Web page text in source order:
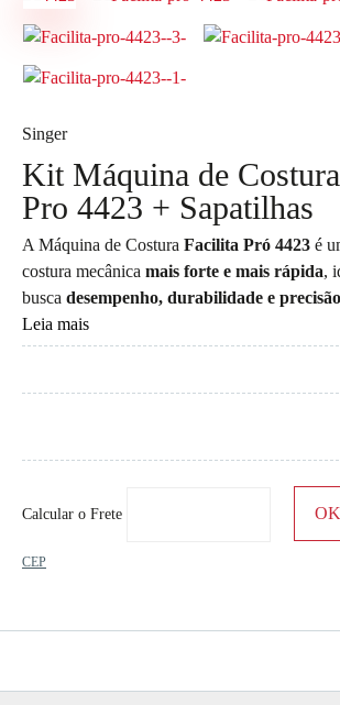
Singer
Kit Máquina de
Pro 4423 + Sapatilhas
A Máquina de Costura Facilita Pró 4423 é
costura mecânica mais forte e mais rápida,
busca desempenho, durabilidade e
Leia mais
Calcular o Frete
CEP